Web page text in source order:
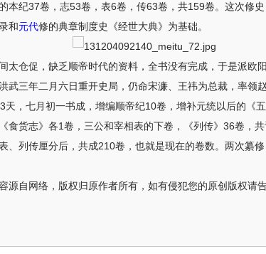
本纪37卷，志53卷，表6卷，传63卷，共159卷。这次修
和元代修的典章制度史《经世大典》为基础。
仓促，缺乏顺帝时代的资料，全书没有完成，于是派欧
武三年二月六日重开史局，仍命宋濂、王祎为总裁，率领
天，七月初一书成，增编顺帝纪10卷，增补元统以后的《
食货志》各1卷，三公和宰相表的下卷，《列传》36卷，
、列传厘分后，共成210卷，也就是现在的卷数。两次纂修
源自网络，版权归原作者所有，如有侵犯您的原创版权请